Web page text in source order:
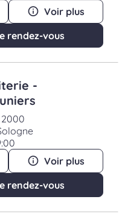
Voir plus
rendez-vous
-
2000
Voir plus
rendez-vous